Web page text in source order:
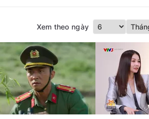
Xem theo ngày